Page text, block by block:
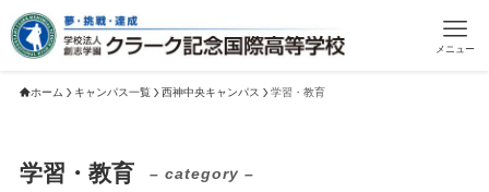
メニュー
ホーム キャンパス一覧 西神中央キャンパス 学習・教育
学習・教育 – category –